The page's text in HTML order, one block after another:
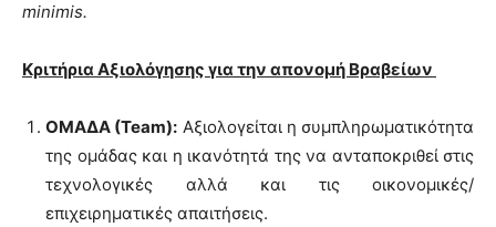
minimis.
Κριτήρια Αξιολόγησης για την απονομή Βραβείων
ΟΜΑΔΑ (Team): Αξιολογείται η συμπληρωματικότητα
της ομάδας και η ικανότητά της να ανταποκριθεί στις
τεχνολογικές αλλά και τις οικονομικές/
επιχειρηματικές απαιτήσεις.